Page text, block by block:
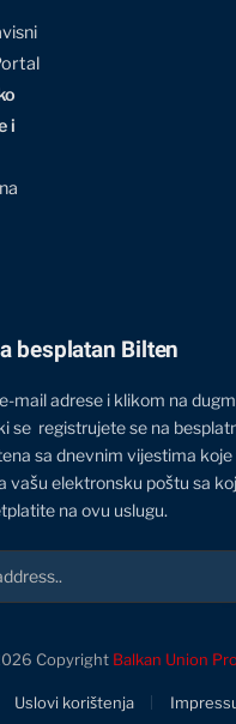
i
besplatan Bilten
mail adrese i klikom na
se registrujete se na
sa dnevnim vijestima
vašu elektronsku poštu sa
na ovu uslugu.
Copyright Balkan Union
Uslovi korištenja